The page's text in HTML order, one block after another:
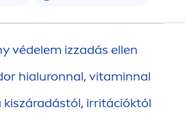
védelem izzadás ellen
hialuronnal, vitaminnal
kiszáradástól, irritációktól